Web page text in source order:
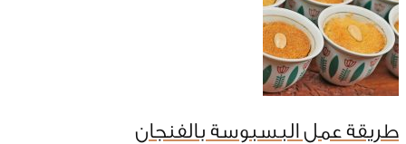
طريقة عمل البسبوسة بالفنجان